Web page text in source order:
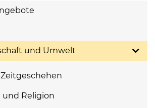
und Umwelt
und Religion